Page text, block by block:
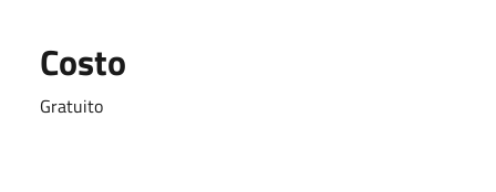
Costo
Gratuito